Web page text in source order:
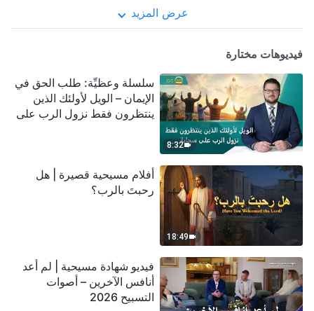
عرض المزيد
فيديوهات مختارة
8:32
سلسلة وعظيِّة: طلب الحق في
الإيمان – الويل لأولئك الذين
ينتظرون فقط نزول الرب على
18:49
أفلام مسيحية قصيرة | هل
رحبتَ بالرب؟
فيديو شهادة مسيحية | لم أعد
أنافس الآخرين – أصوات
التسبيح 2026